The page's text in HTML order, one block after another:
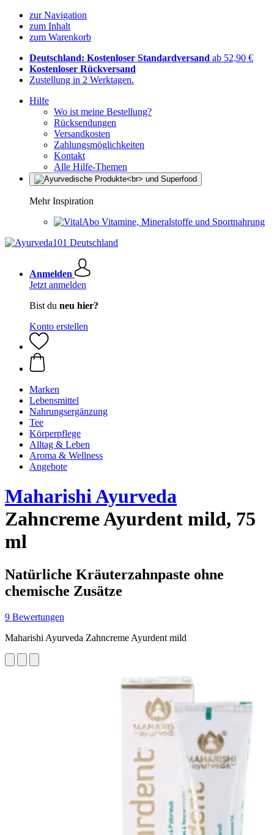
zur Navigation
zum Inhalt
zum Warenkorb
Deutschland: Kostenloser Standardversand ab 52,90 €
Kostenloser Rückversand
Zustellung in 2 Werktagen.
Hilfe
Wo ist meine Bestellung?
Rücksendungen
Versandkosten
Zahlungsmöglichkeiten
Kontakt
Alle Hilfe-Themen
Mehr Inspiration
Vitamine, Mineralstoffe und Sportnahrung
Anmelden
Jetzt anmelden
Bist du neu hier?
Konto erstellen
Marken
Lebensmittel
Nahrungsergänzung
Tee
Körperpflege
Alltag & Leben
Aroma & Wellness
Angebote
Maharishi Ayurveda
Zahncreme Ayurdent mild, 75
ml
Natürliche Kräuterzahnpaste ohne
chemische Zusätze
9 Bewertungen
Maharishi Ayurveda Zahncreme Ayurdent mild